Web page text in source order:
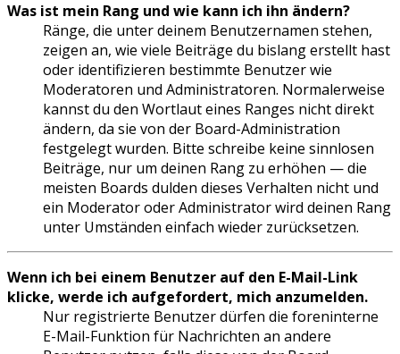
Was ist mein Rang und wie kann ich ihn ändern?
Ränge, die unter deinem Benutzernamen stehen,
zeigen an, wie viele Beiträge du bislang erstellt hast
oder identifizieren bestimmte Benutzer wie
Moderatoren und Administratoren. Normalerweise
kannst du den Wortlaut eines Ranges nicht direkt
ändern, da sie von der Board-Administration
festgelegt wurden. Bitte schreibe keine sinnlosen
Beiträge, nur um deinen Rang zu erhöhen — die
meisten Boards dulden dieses Verhalten nicht und
ein Moderator oder Administrator wird deinen Rang
unter Umständen einfach wieder zurücksetzen.
Wenn ich bei einem Benutzer auf den E-Mail-Link
klicke, werde ich aufgefordert, mich anzumelden.
Nur registrierte Benutzer dürfen die foreninterne
E-Mail-Funktion für Nachrichten an andere